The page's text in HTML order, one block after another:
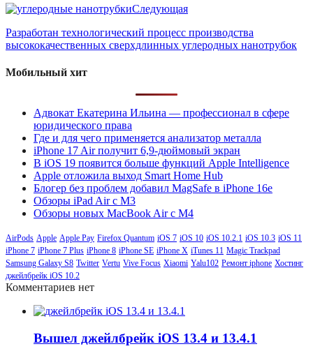
Следующая
Разработан технологический процесс производства
высококачественных сверхдлинных углеродных нанотрубок
Мобильный хит
Адвокат Екатерина Ильина — профессионал в сфере
юридического права
Где и для чего применяется анализатор металла
iPhone 17 Air получит 6,9-дюймовый экран
В iOS 19 появится больше функций Apple Intelligence
Apple отложила выход Smart Home Hub
Блогер без проблем добавил MagSafe в iPhone 16e
Обзоры iPad Air с M3
Обзоры новых MacBook Air с M4
AirPods Apple Apple Pay Firefox Quantum iOS 7 iOS 10 iOS 10.2.1 iOS 10.3 iOS 11
iPhone 7 iPhone 7 Plus iPhone 8 iPhone SE iPhone X iTunes 11 Magic Trackpad
Samsung Galaxy S8 Twitter Vertu Vive Focus Xiaomi Yalu102 Ремонт iphone Хостинг
джейлбрейк iOS 10.2
Комментариев нет
Вышел джейлбрейк iOS 13.4 и 13.4.1